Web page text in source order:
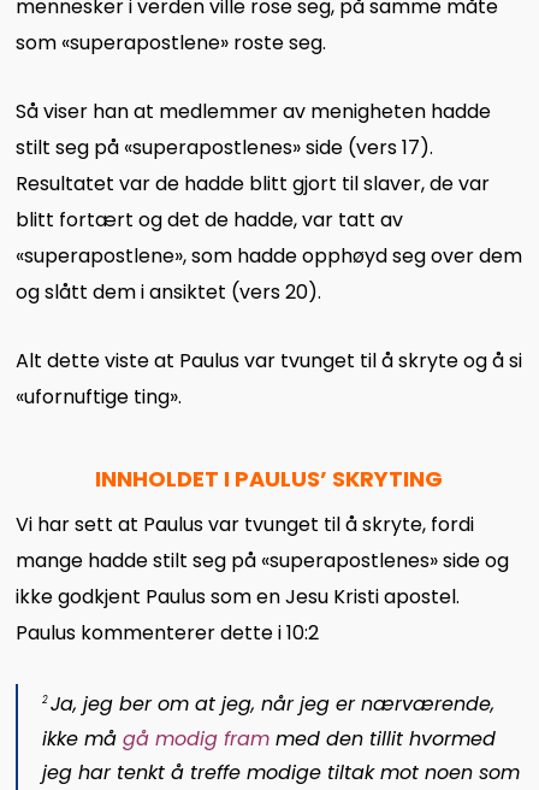
mennesker i verden ville rose seg, på samme måte
som «superapostlene» roste seg.
Så viser han at medlemmer av menigheten hadde
stilt seg på «superapostlenes» side (vers 17).
Resultatet var de hadde blitt gjort til slaver, de var
blitt fortært og det de hadde, var tatt av
«superapostlene», som hadde opphøyd seg over dem
og slått dem i ansiktet (vers 20).
Alt dette viste at Paulus var tvunget til å skryte og å si
«ufornuftige ting».
INNHOLDET I PAULUS’ SKRYTING
Vi har sett at Paulus var tvunget til å skryte, fordi
mange hadde stilt seg på «superapostlenes» side og
ikke godkjent Paulus som en Jesu Kristi apostel.
Paulus kommenterer dette i 10:2
2 Ja, jeg ber om at jeg, når jeg er nærværende,
ikke mågå modig fram med den tillit hvormed
jeg har tenkt å treffe modige tiltak mot noen som